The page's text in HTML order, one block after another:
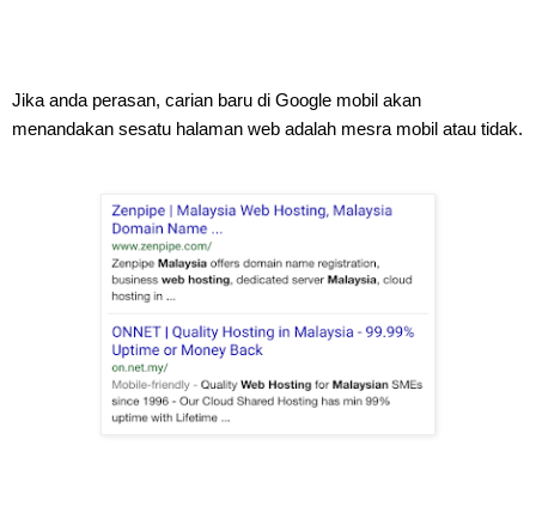
Jika anda perasan, carian baru di Google mobil akan
menandakan sesatu halaman web adalah mesra mobil atau tidak.